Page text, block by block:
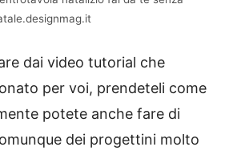
dai video tutorial che
per voi, prendeteli come
potete anche fare di
dei progettini molto